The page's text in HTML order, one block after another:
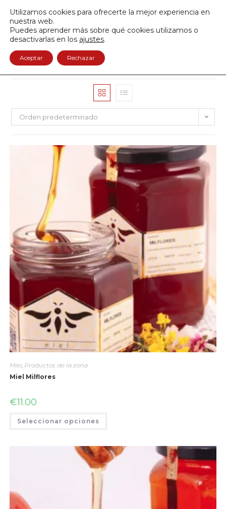
Envío GRATIS a partir de 50€
Orden predeterminado
Miel, Productos de la zona
Miel Milflores
€11.00
Seleccionar opciones
Utilizamos cookies para ofrecerte la mejor experiencia en
nuestra web.
Puedes aprender más sobre qué cookies utilizamos o
desactivarlas en los ajustes.
Aceptar Rechazar